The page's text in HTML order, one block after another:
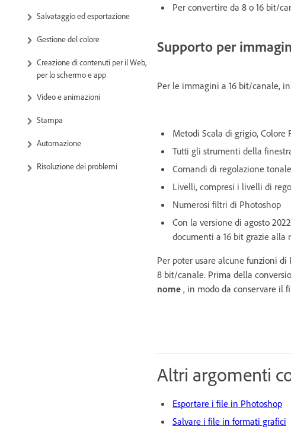
Salvataggio ed esportazione
Gestione del colore
Creazione di contenuti per il Web,
per lo schermo e app
Video e animazioni
Stampa
Automazione
Risoluzione dei problemi
Per convertire da 8 o 16 bit/
Supporto per
Per le immagini a 16 bit/canale,
Metodi Scala di grigio, Colore
Tutti gli strumenti della
Comandi di regolazione
Livelli, compresi i livelli di
Numerosi filtri di Photoshop
Con la versione di agosto
documenti a 16 bit grazie alla
Per poter usare alcune funzioni
8 bit/canale. Prima della
nome , in modo da conservare il
Altri argomenti
Esportare i file in Photoshop
Salvare i file in formati grafici